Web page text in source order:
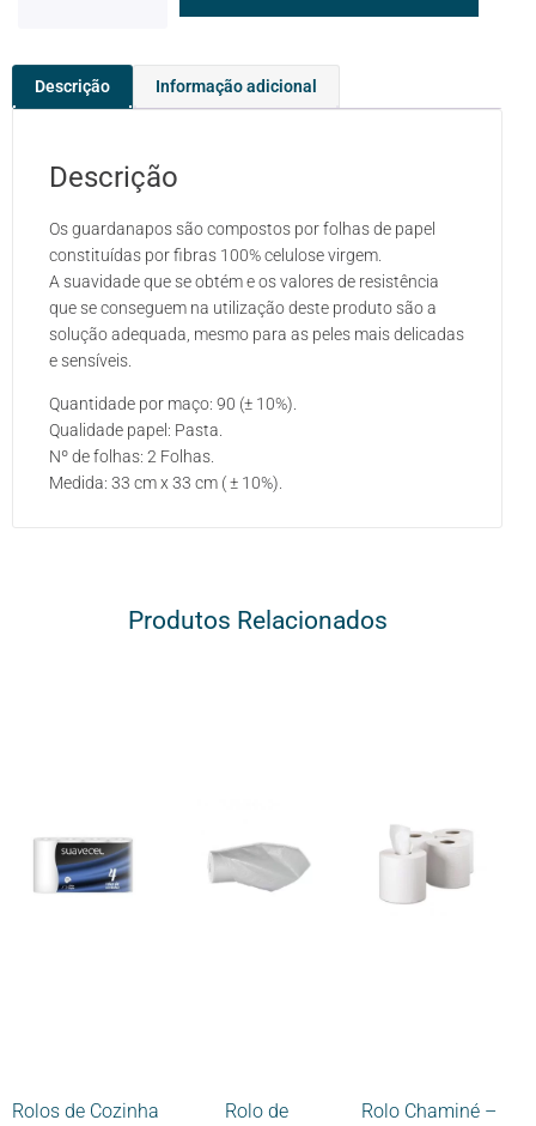
Descrição Informação adicional
Descrição
Os guardanapos são compostos por folhas de papel
constituídas por fibras 100% celulose virgem.
A suavidade que se obtém e os valores de resistência
que se conseguem na utilização deste produto são a
solução adequada, mesmo para as peles mais delicadas
e sensíveis.
Quantidade por maço: 90 (± 10%).
Qualidade papel: Pasta.
Nº de folhas: 2 Folhas.
Medida: 33 cm x 33 cm ( ± 10%).
Produtos Relacionados
Rolos de Cozinha
Rolo de
Rolo Chaminé –